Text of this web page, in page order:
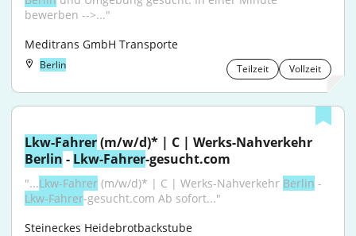
bewerben -->..."
Meditrans GmbH Transporte
Berlin Teilzeit Vollzeit
Lkw-Fahrer
Berlin - Lkw-Fahrer-gesucht.com
"...Lkw-Fahrer (m/w/d)* | C | Werks-Nahverkehr Berlin
Lkw-Fahrer-gesucht.com Ab sofort..."
Steineckes Heidebrotbackstube